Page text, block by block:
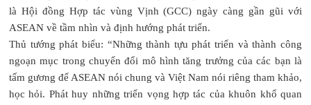
là Hội đồng Hợp tác vùng Vịnh (GCC) ngày càng gần gũi với
ASEAN về tầm nhìn và định hướng phát triển.
Thủ tướng phát biểu: “Những thành tựu phát triển và thành công
ngoạn mục trong chuyển đổi mô hình tăng trưởng của các bạn là
tấm gương để ASEAN nói chung và Việt Nam nói riêng tham khảo,
học hỏi. Phát huy những triển vọng hợp tác của khuôn khổ quan